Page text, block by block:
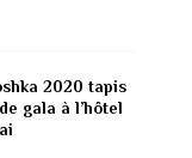
2020 tapis
gala à l’hôtel